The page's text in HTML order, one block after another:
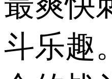
斗乐趣